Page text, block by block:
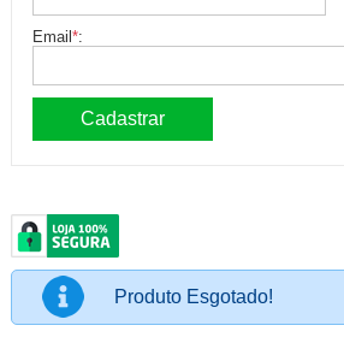
Email*:
Produto Esgotado!